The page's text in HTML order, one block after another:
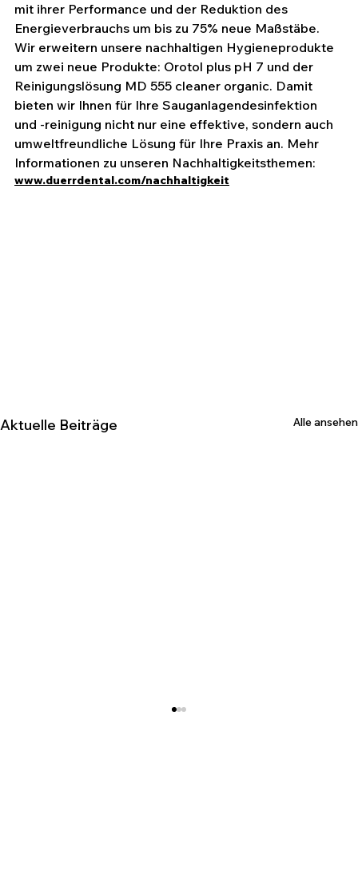
mit ihrer Performance und der Reduktion des
Energieverbrauchs um bis zu 75% neue Maßstäbe.
Wir erweitern unsere nachhaltigen Hygieneprodukte
um zwei neue Produkte: Orotol plus pH 7 und der
Reinigungslösung MD 555 cleaner organic. Damit
bieten wir Ihnen für Ihre Sauganlagendesinfektion
und -reinigung nicht nur eine effektive, sondern auch
umweltfreundliche Lösung für Ihre Praxis an. Mehr
Informationen zu unseren Nachhaltigkeitsthemen:
www.duerrdental.com/nachhaltigkeit
Aktuelle Beiträge Alle ansehen